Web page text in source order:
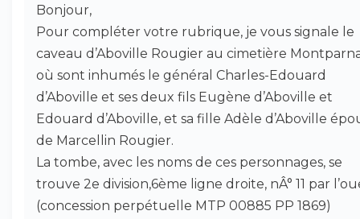
Bonjour,
Pour compléter votre rubrique, je vous signale le
caveau d’Aboville Rougier au cimetière
où sont inhumés le général Charles-Edouard
d’Aboville et ses deux fils Eugène d’Aboville et
Edouard d’Aboville, et sa fille Adèle d’Aboville
de Marcellin Rougier.
La tombe, avec les noms de ces personnages, se
trouve 2e division,6ème ligne droite, nÂ° 11 par
(concession perpétuelle MTP 00885 PP 1869)